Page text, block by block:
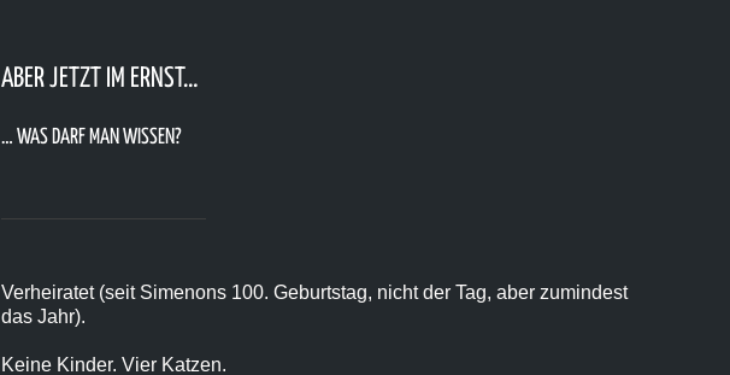
ABER JETZT IM ERNST…
… WAS DARF MAN WISSEN?
Verheiratet (seit Simenons 100. Geburtstag, nicht der Tag, aber zumindest
das Jahr).
Keine Kinder. Vier Katzen.